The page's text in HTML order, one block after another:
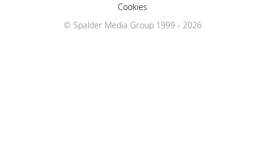
Cookies
© Spalder Media Group 1999 - 2026